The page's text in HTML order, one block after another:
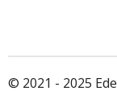
© 2021 -